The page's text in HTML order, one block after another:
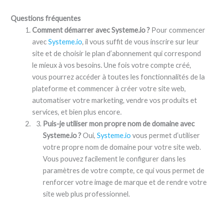
Questions fréquentes
Comment démarrer avec Systeme.io ? Pour commencer
avecSysteme.io, il vous suffit de vous inscrire sur leur
site et de choisir le plan d’abonnement qui correspond
le mieux à vos besoins. Une fois votre compte créé,
vous pourrez accéder à toutes les fonctionnalités de la
plateforme et commencer à créer votre site web,
automatiser votre marketing, vendre vos produits et
services, et bien plus encore.
Puis-je utiliser mon propre nom de domaine avec
Systeme.io ?Oui,Systeme.io vous permet d’utiliser
votre propre nom de domaine pour votre site web.
Vous pouvez facilement le configurer dans les
paramètres de votre compte, ce qui vous permet de
renforcer votre image de marque et de rendre votre
site web plus professionnel.